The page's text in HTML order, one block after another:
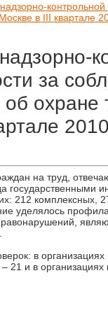
в III квартале
за
об
на труд,
государственными
212 комплексных,
уделялось
в
21 и в